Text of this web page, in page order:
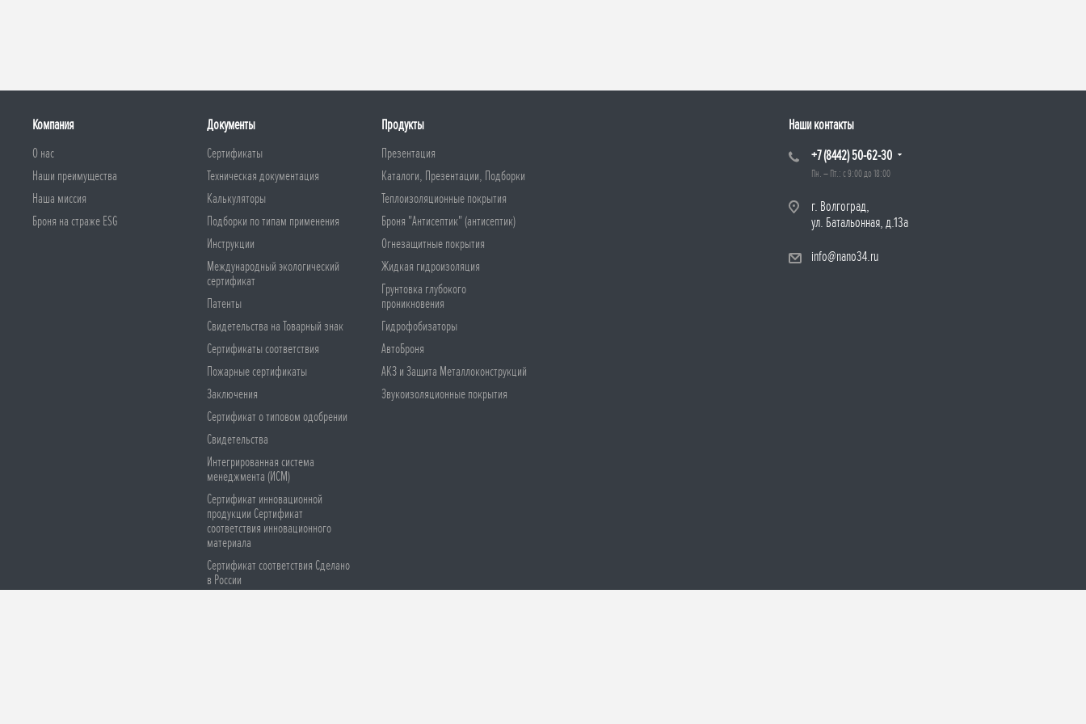
Компания
О нас
Наши преимущества
Наша миссия
Броня на страже ESG
Документы
Сертификаты
Техническая документация
Калькуляторы
Подборки по типам применения
Инструкции
Международный экологический
сертификат
Патенты
Свидетельства на Товарный знак
Сертификаты соответствия
Пожарные сертификаты
Заключения
Сертификат о типовом одобрении
Свидетельства
Интегрированная система
менеджмента (ИСМ)
Сертификат инновационной
продукции Сертификат
соответствия инновационного
материала
Сертификат соответствия Сделано
в России
Продукты
Презентация
Каталоги, Презентации, Подборки
Теплоизоляционные покрытия
Броня "Антисептик" (антисептик)
Огнезащитные покрытия
Жидкая гидроизоляция
Грунтовка глубокого
проникновения
Гидрофобизаторы
АвтоБроня
АКЗ и Защита Металлоконструкций
Звукоизоляционные покрытия
Наши контакты
+7 (8442) 50-62-30
Пн. – Пт.: с 9:00 до 18:00
г. Волгоград,
ул. Батальонная, д.13а
info@nano34.ru